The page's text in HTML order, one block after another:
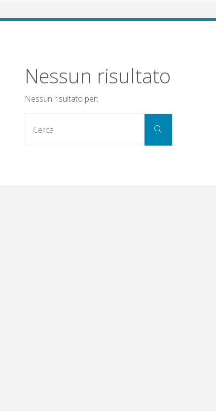
Nessun risultato
Nessun risultato per:
Cerca